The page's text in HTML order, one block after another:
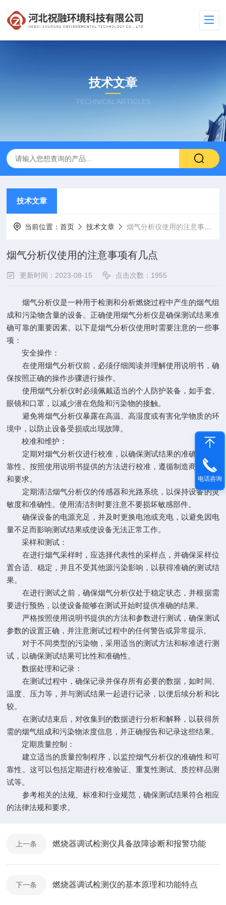
技术文章
TECHNICAL ARTICLES
技术文章
当前位置：首页 技术文章 烟气分析仪使用的注意事项有几点
烟气分析仪使用的注意事项有几点
更新时间：2023-08-15 点击次数：1955
烟气分析仪是一种用于检测和分析燃烧过程中产生的烟气组
成和污染物含量的设备。正确使用烟气分析仪是确保测试结果准
确可靠的重要因素。以下是烟气分析仪使用时需要注意的一些事
项：
安全操作：
在使用烟气分析仪前，必须仔细阅读并理解使用说明书，确
保按照正确的操作步骤进行操作。
使用烟气分析仪时必须佩戴适当的个人防护装备，如手套、
眼镜和口罩，以减少潜在危险和污染物的接触。
避免将烟气分析仪暴露在高温、高湿度或有害化学物质的环
境中，以防止设备受损或出现故障。
校准和维护：
定期对烟气分析仪进行校准，以确保测试结果的准确性和可
靠性。按照使用说明书提供的方法进行校准，遵循制造商的建议
和要求。
定期清洁烟气分析仪的传感器和光路系统，以保持设备的灵
敏度和准确性。使用清洁剂时要注意不要损坏敏感部件。
确保设备的电源充足，并及时更换电池或充电，以避免因电
量不足而影响测试结果或使设备无法正常工作。
采样和测试：
在进行烟气采样时，应选择代表性的采样点，并确保采样位
置合适、稳定，并且不受其他源污染影响，以获得准确的测试结
果。
在进行测试之前，确保烟气分析仪处于稳定状态，并根据需
要进行预热，以使设备能够在测试开始时提供准确的结果。
严格按照使用说明书提供的方法和参数进行测试，确保测试
参数的设置正确，并注意测试过程中的任何警告或异常提示。
对于不同类型的污染物，采用适当的测试方法和标准进行测
试，以确保测试结果可比性和准确性。
数据处理和记录：
在测试过程中，确保记录并保存所有必要的数据，如时间、
温度、压力等，并与测试结果一起进行记录，以便后续分析和比
较。
在测试结束后，对收集到的数据进行分析和解释，以获得所
需的烟气组成和污染物浓度信息，并正确报告和记录这些结果。
定期质量控制：
建立适当的质量控制程序，以监控烟气分析仪的准确性和可
靠性。这可以包括定期进行校准验证、重复性测试、质控样品测
试等。
参考相关的法规、标准和行业规范，确保测试结果符合相应
的法律法规和要求。
上一条 燃烧器调试检测仪具备故障诊断和报警功能
下一条 燃烧器调试检测仪的基本原理和功能特点
电话咨询